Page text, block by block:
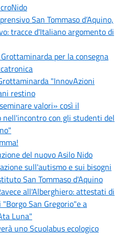
San Tommaso d’Aquino,
tracce d'Italiano argomento di
per la consegna
"InnovAzioni
restino
valori» così il
nell'incontro con gli studenti del
del nuovo Asilo Nido
sull'autismo e sui bisogni
San Tommaso d'Aquino
all'Alberghiero: attestati di
San Gregorio"e a
Luna"
uno Scuolabus ecologico